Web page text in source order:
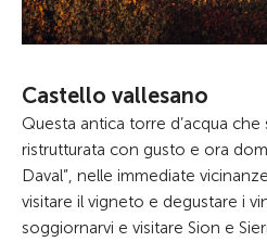
Castello vallesano
Questa antica torre d’acqua
ristrutturata con gusto e ora
Daval”, nelle immediate
visitare il vigneto e degustare i
soggiornarvi e visitare Sion e